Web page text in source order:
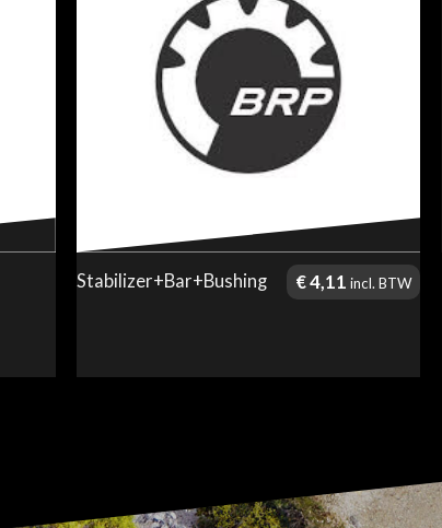
Stabilizer+Bar+Bushing €4,11 incl. BTW